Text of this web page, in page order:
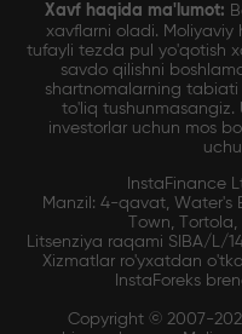
Xavf haqida ma'lumot:
xavflarni oladi. Moliyaviy
tufayli tezda pul yo'qotish
savdo qilishni
shartnomalarning tabiati
to'liq tushunmasangiz.
investorlar uchun mos
InstaFinance
Manzil: 4-qavat, Water's
Town,
Litsenziya raqami SIBA/L/
Xizmatlar ro'yxatdan
InstaForeks
Copyright © 2007-